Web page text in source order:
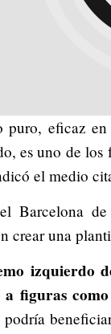
puro, eficaz
es uno de
el medio
Barcelona
crear una
izquierdo
figuras